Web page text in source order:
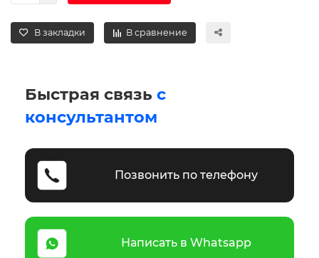
В закладки В сравнение
Быстрая связь с
консультантом
Позвонить по телефону
Написать в Whatsapp